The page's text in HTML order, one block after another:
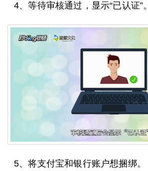
4、等待审核通过，显示“已认证”。
5、将支付宝和银行账户想捆绑。